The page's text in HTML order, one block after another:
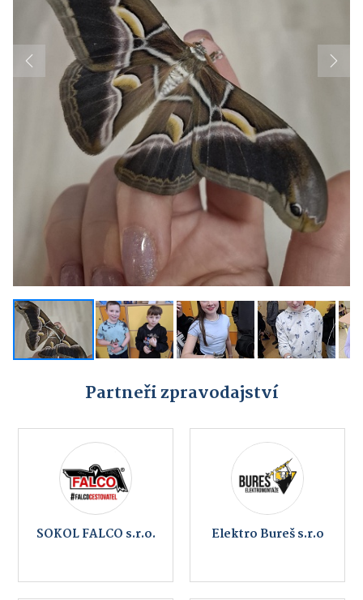
Previous Next
Partneři zpravodajství
SOKOL FALCO s.r.o. Elektro Bureš s.r.o